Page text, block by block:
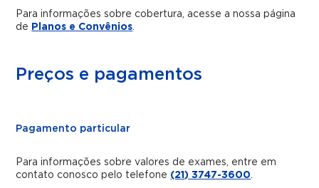
Para informações sobre cobertura, acesse a nossa página
de Planos e Convênios.
Preços e pagamentos
Pagamento particular
Para informações sobre valores de exames, entre em
contato conosco pelo telefone (21) 3747-3600.